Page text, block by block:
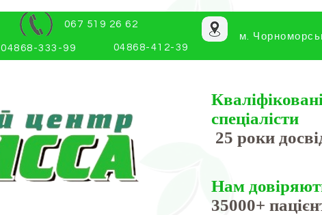
067 519 26 62
04868-333-99 04868-412-39
м.
Кваліфіковані
спеціалісти
25 роки
Нам
35000+